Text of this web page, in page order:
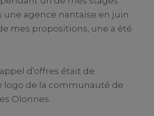
une agence nantaise en juin
mes propositions, une a été
d’offres était de
logo de la communauté de
Olonnes.